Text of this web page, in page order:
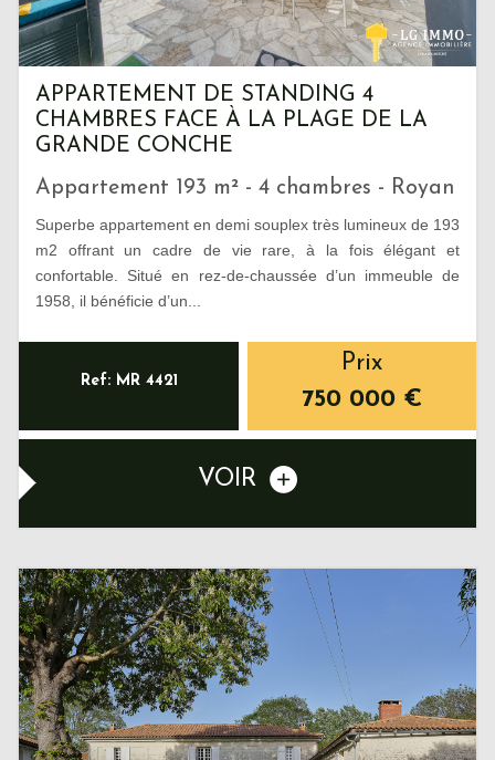
APPARTEMENT DE STANDING 4
CHAMBRES FACE À LA PLAGE DE LA
GRANDE CONCHE
Appartement 193 m² - 4 chambres - Royan
Superbe appartement en demi souplex très lumineux de 193
m2 offrant un cadre de vie rare, à la fois élégant et
confortable. Situé en rez-de-chaussée d’un immeuble de
1958, il bénéficie d’un...
Ref: MR 4421
Prix
750 000 €
VOIR